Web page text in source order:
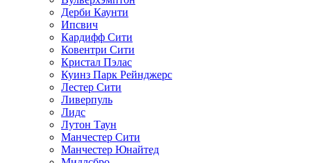
Дерби Каунти
Ипсвич
Кардифф Сити
Ковентри Сити
Кристал Пэлас
Куинз Парк Рейнджерс
Лестер Сити
Ливерпуль
Лидс
Лутон Таун
Манчестер Сити
Манчестер Юнайтед